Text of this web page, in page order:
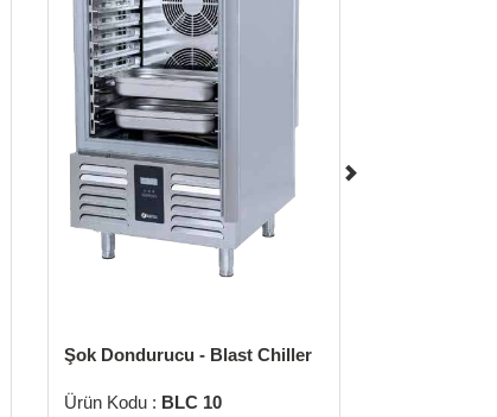
Şok Dondurucu - Blast Chiller
Ürün Kodu : BLC 10